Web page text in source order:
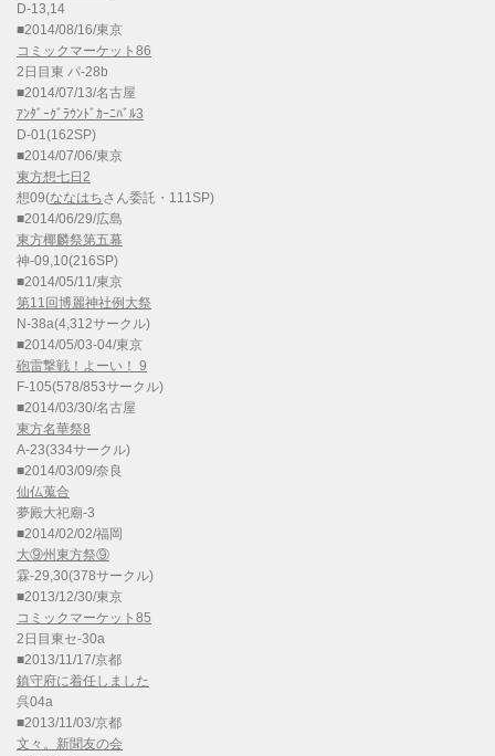
D-13,14
■2014/08/16/東京
コミックマーケット86
2日目東 パ-28b
■2014/07/13/名古屋
ｱﾝﾀﾞｰｸﾞﾗｳﾝﾄﾞｶｰﾆﾊﾞﾙ3
D-01(162SP)
■2014/07/06/東京
東方想七日2
想09(ななはちさん委託・111SP)
■2014/06/29/広島
東方椰麟祭第五幕
神-09,10(216SP)
■2014/05/11/東京
第11回博麗神社例大祭
N-38a(4,312サークル)
■2014/05/03-04/東京
砲雷撃戦！よーい！ 9
F-105(578/853サークル)
■2014/03/30/名古屋
東方名華祭8
A-23(334サークル)
■2014/03/09/奈良
仙仏蒐合
夢殿大祀廟-3
■2014/02/02/福岡
大⑨州東方祭⑨
霖-29,30(378サークル)
■2013/12/30/東京
コミックマーケット85
2日目東セ-30a
■2013/11/17/京都
鎮守府に着任しました
呉04a
■2013/11/03/京都
文々。新聞友の会